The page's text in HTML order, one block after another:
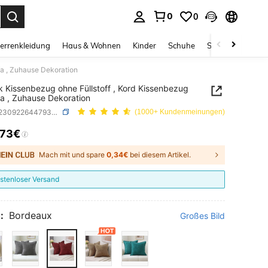
0 0
Haus & Wohnen Kinder Schuhe Schmuck &
, Zuhause Dekoration
Kissenbezug ohne Füllstoff , Kord Kissenbezug
, Zuhause Dekoration
SKU: sf2309226447930839 (1000+ Kundenmeinungen)
AND AVAILABILITY
Mach mit und spare 0,34€ bei diesem Artikel.
Versand
Bordeaux Großes Bild